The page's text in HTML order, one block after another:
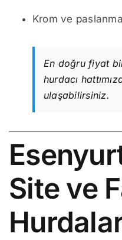
Krom ve
En doğru fiyat
hurdacı
ulaşabilirsiniz.
Site ve